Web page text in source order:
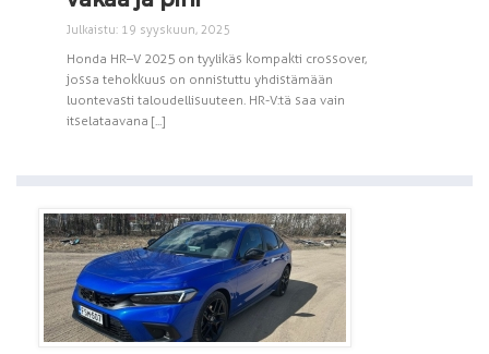
Julkaistu: 19 syyskuun, 2025
Honda HR–V 2025 on tyylikäs kompakti crossover,
jossa tehokkuus on onnistuttu yhdistämään
luontevasti taloudellisuuteen. HR-V:tä saa vain
itselataavana [...]